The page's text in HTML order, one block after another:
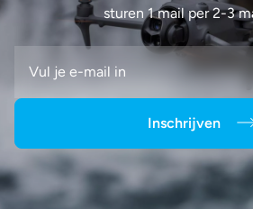
sturen 1 mail per 2-3
Inschrijven